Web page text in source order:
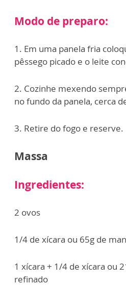
Modo de preparo:
1. Em uma panela fria
pêssego picado e o leite
2. Cozinhe mexendo
no fundo da panela, cerca
3. Retire do fogo e reserve.
Massa
Ingredientes:
2 ovos
1/4 de xícara ou 65g de
1 xícara + 1/4 de xícara ou
refinado